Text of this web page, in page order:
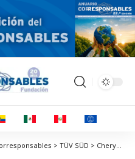
Corresponsables > Organizaciones Corresponsables > TÜV SÜD > Chery International User Summit 2023: Co-creando una nueva vida enfocada en el usuario